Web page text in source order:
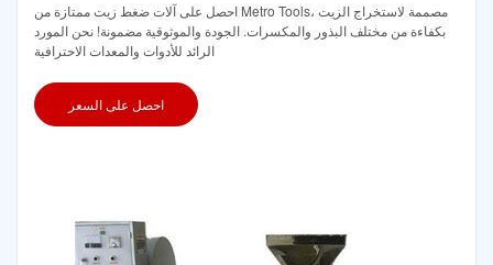
احصل على آلات ضغط زيت ممتازة من Metro Tools، مصممة لاستخراج الزيت
بكفاءة من مختلف البذور والمكسرات. الجودة والموثوقية مضمونة! نحن المورد
الرائد للأدوات والمعدات الاحترافية
احصل على السعر